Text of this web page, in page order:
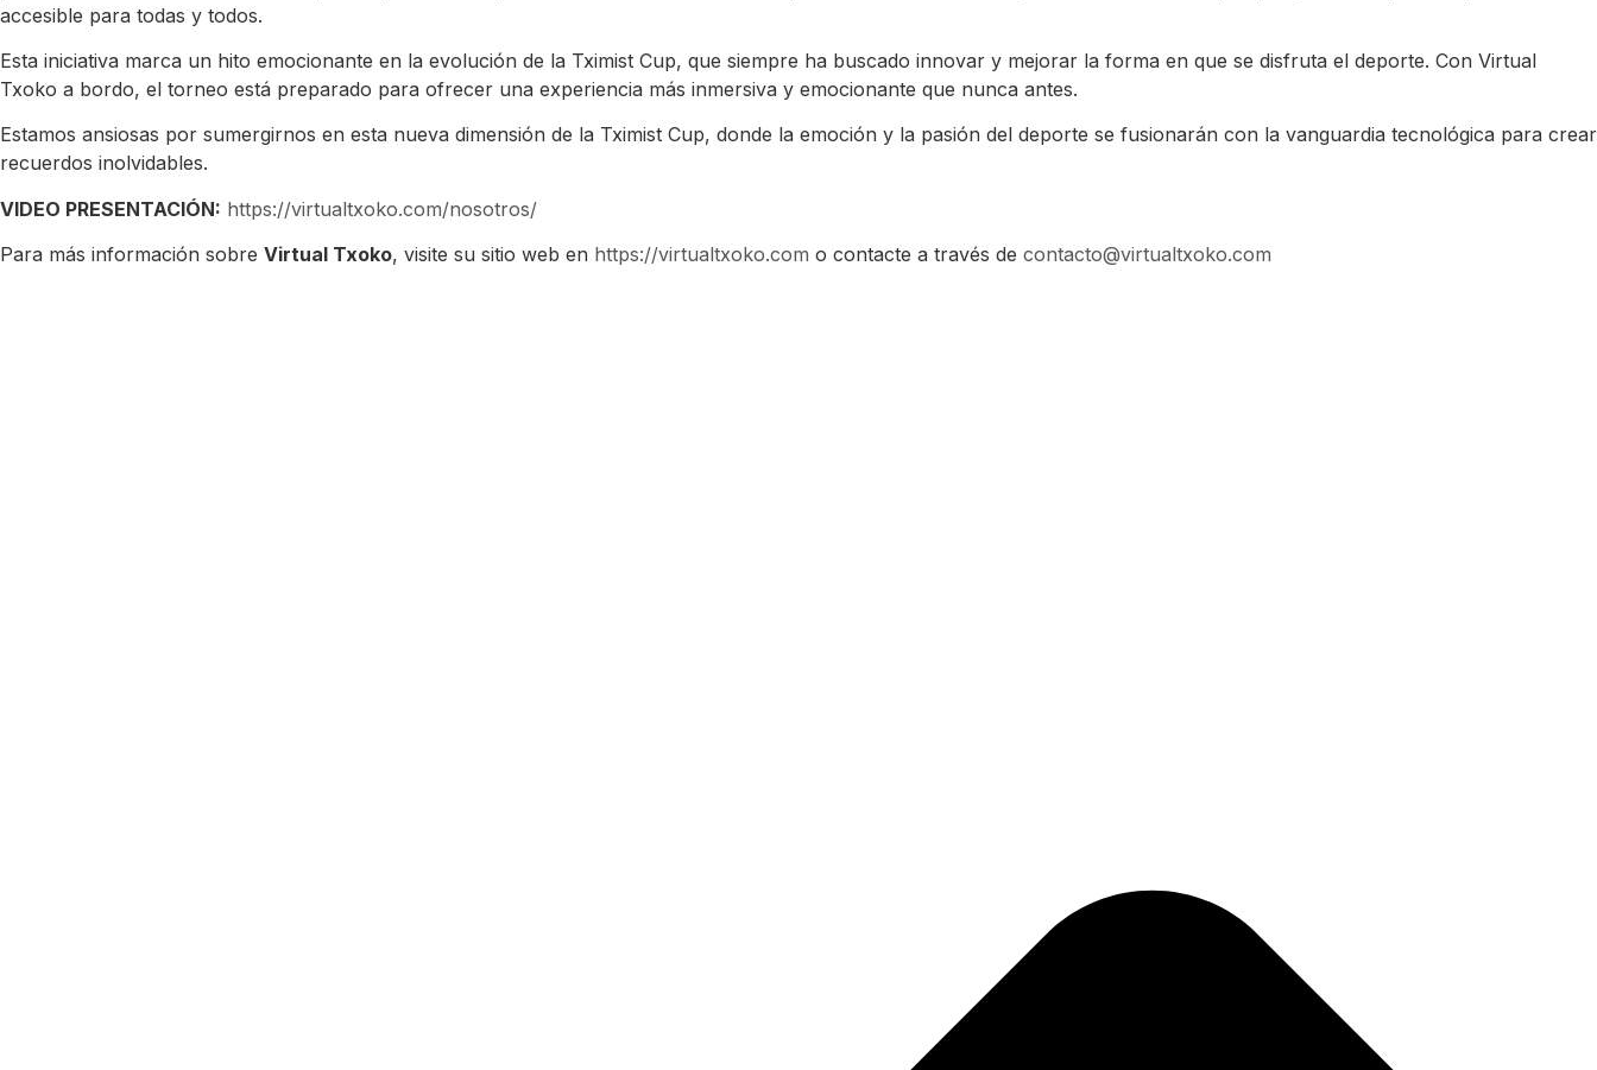
accesible para todas y todos.
Esta iniciativa marca un hito emocionante en la evolución de la Tximist Cup, que siempre ha buscado innovar y mejorar la forma en que se disfruta el deporte. Con Virtual
Txoko a bordo, el torneo está preparado para ofrecer una experiencia más inmersiva y emocionante que nunca antes.
Estamos ansiosas por sumergirnos en esta nueva dimensión de la Tximist Cup, donde la emoción y la pasión del deporte se fusionarán con la vanguardia tecnológica para crear
recuerdos inolvidables.
VIDEO PRESENTACIÓN: https://virtualtxoko.com/nosotros/
Para más información sobre Virtual Txoko, visite su sitio web en https://virtualtxoko.com o contacte a través de contacto@virtualtxoko.com